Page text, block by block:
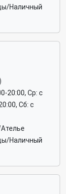
Наличный
20:00, Ср: c
Сб: c
Наличный